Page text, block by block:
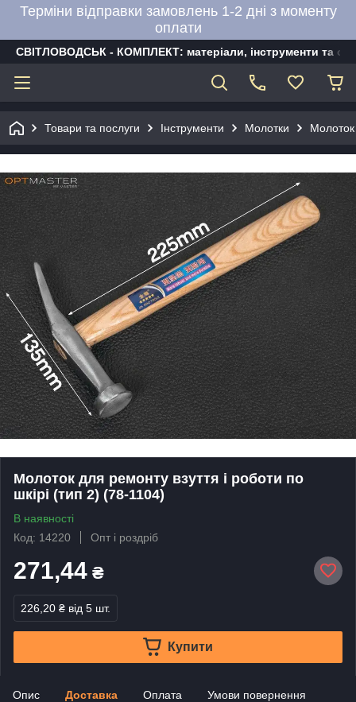
Терміни відправки замовлень 1-2 дні з моменту
оплати
СВІТЛОВОДСЬК - КОМПЛЕКТ: матеріали, інструменти та
Товари та послуги Інструменти Молотки Молоток
Молоток для ремонту взуття і роботи по
шкірі (тип 2) (78-1104)
В наявності
Код: 14220
Опт і роздріб
271,44 ₴
226,20 ₴ від 5 шт.
Купити
Опис Доставка Оплата Умови повернення